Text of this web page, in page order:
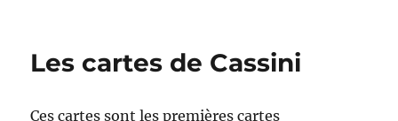
Les cartes de Cassini
Ces cartes sont les premières cartes